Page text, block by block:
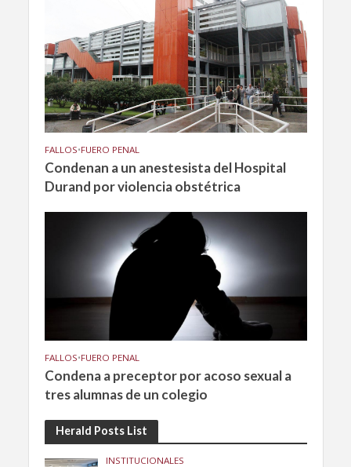
FALLOS•FUERO PENAL
Condenan a un anestesista del Hospital
Durand por violencia obstétrica
FALLOS•FUERO PENAL
Condena a preceptor por acoso sexual a
tres alumnas de un colegio
Herald Posts List
INSTITUCIONALES